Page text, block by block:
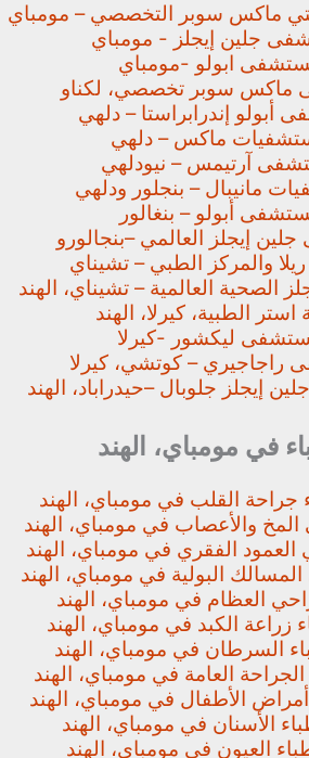
ماكس سوبر التخصصي – مومباي
جلين إيجلز - مومباي
ابولو -مومباي
ماكس سوبر تخصصي، لكناو
أبولو إندرابراستا – دلهي
ماكس – دلهي
آرتيمس – نيودلهي
مانيبال – بنجلور ودلهي
أبولو – بنغالور
إيجلز العالمي –بنجالورو
والمركز الطبي – تشيناي
الصحية العالمية – تشيناي، الهند
استر الطبية، كيرلا، الهند
ليكشور -كيرلا
راجاجيري – كوتشي، كيرلا
إيجلز جلوبال –حيدراباد، الهند
في مومباي، الهند
جراحة القلب في مومباي، الهند
والأعصاب في مومباي، الهند
الفقري في مومباي، الهند
البولية في مومباي، الهند
العظام في مومباي، الهند
زراعة الكبد في مومباي، الهند
السرطان في مومباي، الهند
العامة في مومباي، الهند
الأطفال في مومباي، الهند
الأسنان في مومباي، الهند
العيون في مومباي، الهند